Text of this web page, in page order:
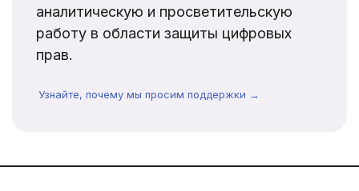
аналитическую и просветительскую
работу в области защиты цифровых
прав.
Узнайте, почему мы просим поддержки →